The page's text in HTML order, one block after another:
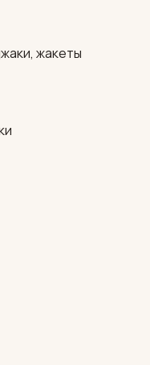
жакеты